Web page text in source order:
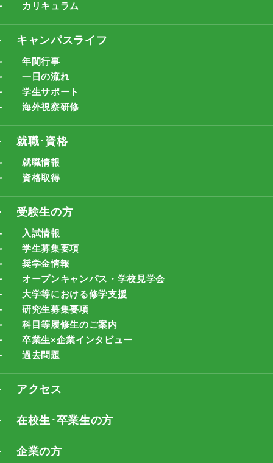
カリキュラム
キャンパスライフ
年間行事
一日の流れ
学生サポート
海外視察研修
就職･資格
就職情報
資格取得
受験生の方
入試情報
学生募集要項
奨学金情報
オープンキャンパス・学校見学会
大学等における修学支援
研究生募集要項
科目等履修生のご案内
卒業生×企業インタビュー
過去問題
アクセス
在校生･卒業生の方
企業の方